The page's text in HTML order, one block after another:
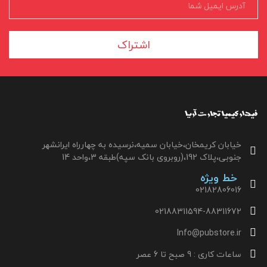
اشتراک
خیابان کریمخان،خیابان سمیه،نرسیده به چهارراه ایرانشهر
جنوبی،پلاک 192،(روبروی بانک سپه)طبقه 3،واحد 14
خط ویژه
02182806016
02188311594-88311672
Info@pubstore.ir
ساعات کاری : 9 صبح تا 6 عصر